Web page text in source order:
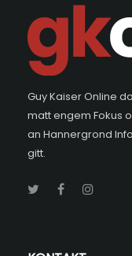
Guy Kaiser Online
matt engem Fokus
an Hannergrond
gitt.